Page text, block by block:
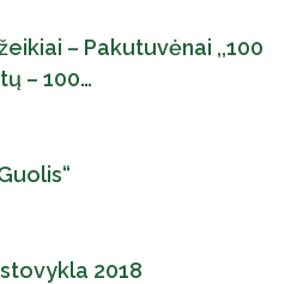
– Pakutuvėnai ,,100
– 100…
2018